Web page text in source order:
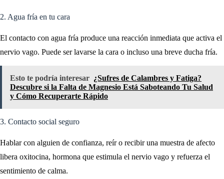
2. Agua fría en tu cara
El contacto con agua fría produce una reacción inmediata que activa el
nervio vago. Puede ser lavarse la cara o incluso una breve ducha fría.
Esto te podría interesar ¿Sufres de Calambres y Fatiga?
Descubre si la Falta de Magnesio Está Saboteando Tu Salud
y Cómo Recuperarte Rápido
3. Contacto social seguro
Hablar con alguien de confianza, reír o recibir una muestra de afecto
libera oxitocina, hormona que estimula el nervio vago y refuerza el
sentimiento de calma.